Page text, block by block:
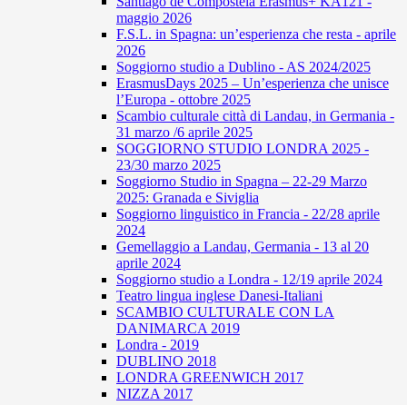
maggio 2026
F.S.L. in Spagna: un’esperienza che resta - aprile
2026
Soggiorno studio a Dublino - AS 2024/2025
ErasmusDays 2025 – Un’esperienza che unisce
l’Europa - ottobre 2025
Scambio culturale città di Landau, in Germania -
31 marzo /6 aprile 2025
SOGGIORNO STUDIO LONDRA 2025 -
23/30 marzo 2025
Soggiorno Studio in Spagna – 22-29 Marzo
2025: Granada e Siviglia
Soggiorno linguistico in Francia - 22/28 aprile
2024
Gemellaggio a Landau, Germania - 13 al 20
aprile 2024
Soggiorno studio a Londra - 12/19 aprile 2024
Teatro lingua inglese Danesi-Italiani
SCAMBIO CULTURALE CON LA
DANIMARCA 2019
Londra - 2019
DUBLINO 2018
LONDRA GREENWICH 2017
NIZZA 2017